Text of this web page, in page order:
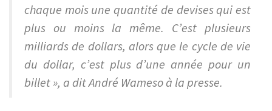
chaque mois une quantité de devises qui est
plus ou moins la même. C’est plusieurs
milliards de dollars, alors que le cycle de vie
du dollar, c’est plus d’une année pour un
billet », a dit André Wameso à la presse.